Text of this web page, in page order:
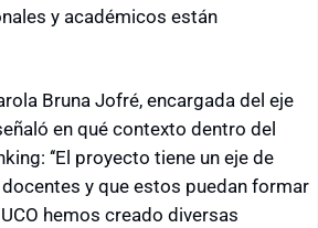
y académicos están
Bruna Jofré, encargada del eje
en qué contexto dentro del
‘‘El proyecto tiene un eje de
y que estos puedan formar
hemos creado diversas